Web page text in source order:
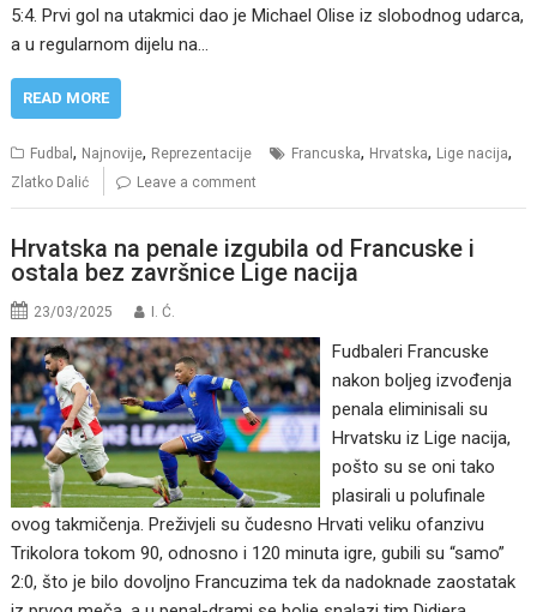
5:4. Prvi gol na utakmici dao je Michael Olise iz slobodnog udarca,
a u regularnom dijelu na…
READ MORE
Fudbal, Najnovije, Reprezentacije Francuska, Hrvatska, Lige nacija,
Zlatko Dalić Leave a comment
Hrvatska na penale izgubila od Francuske i
ostala bez završnice Lige nacija
23/03/2025 I. Ć.
Fudbaleri Francuske
nakon boljeg izvođenja
penala eliminisali su
Hrvatsku iz Lige nacija,
pošto su se oni tako
plasirali u polufinale
ovog takmičenja. Preživjeli su čudesno Hrvati veliku ofanzivu
Trikolora tokom 90, odnosno i 120 minuta igre, gubili su “samo”
2:0, što je bilo dovoljno Francuzima tek da nadoknade zaostatak